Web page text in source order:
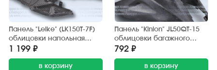
Панель "Leike" (LK150T-7F)
облицовки напольная
(верхняя)
1 199 ₽
в корзину
Панель "Kinlon" JL50QT-15
облицовки багажного
отсека (внешняя)
792 ₽
в корзину